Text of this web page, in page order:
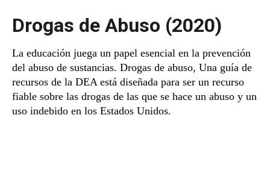
Drogas de Abuso (2020)
La educación juega un papel esencial en la prevención
del abuso de sustancias. Drogas de abuso, Una guía de
recursos de la DEA está diseñada para ser un recurso
fiable sobre las drogas de las que se hace un abuso y un
uso indebido en los Estados Unidos.